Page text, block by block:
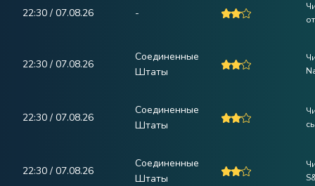
22:30 / 07.08.26 -
22:30 / 07.08.26
Соединенные
Штаты
22:30 / 07.08.26
Соединенные
Штаты
22:30 / 07.08.26
Соединенные
Штаты